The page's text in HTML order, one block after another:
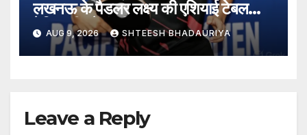
लखनऊ के पैडलर लक्ष्य की एशियाई टेबल
टेनिस टीम में इंट्री – Lucknow
Paddler Lakshya’s Soaring
Run: 16 Wins In 18 Matches;
AUG 9, 2026 SHTEESH BHADAURIYA
Leave a Reply